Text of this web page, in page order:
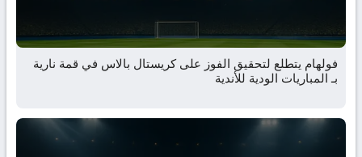
فولهام يتطلع لتحقيق الفوز على كريستال بالاس في قمة نارية
بـ المباريات الودية للأندية